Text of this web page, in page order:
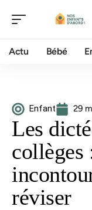
Actu Bébé
Enfant 29
Les
collèges
réviser